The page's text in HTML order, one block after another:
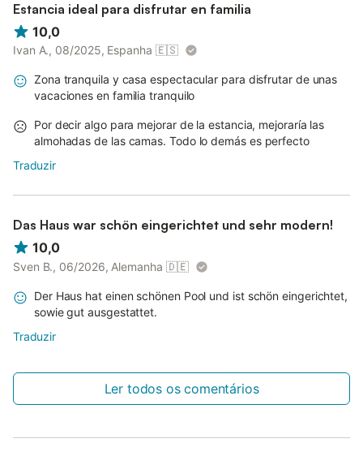
Estancia ideal para disfrutar en familia
10,0
Ivan A., 08/2025, Espanha 🇪🇸
Zona tranquila y casa espectacular para disfrutar de unas
vacaciones en familia tranquilo
Por decir algo para mejorar de la estancia, mejoraría las
almohadas de las camas. Todo lo demás es perfecto
Traduzir
Das Haus war schön eingerichtet und sehr modern!
10,0
Sven B., 06/2026, Alemanha 🇩🇪
Der Haus hat einen schönen Pool und ist schön eingerichtet,
sowie gut ausgestattet.
Traduzir
Ler todos os comentários